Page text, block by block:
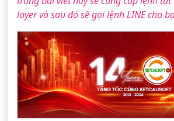
layer và sau đó sẽ gọi lệnh LINE cho